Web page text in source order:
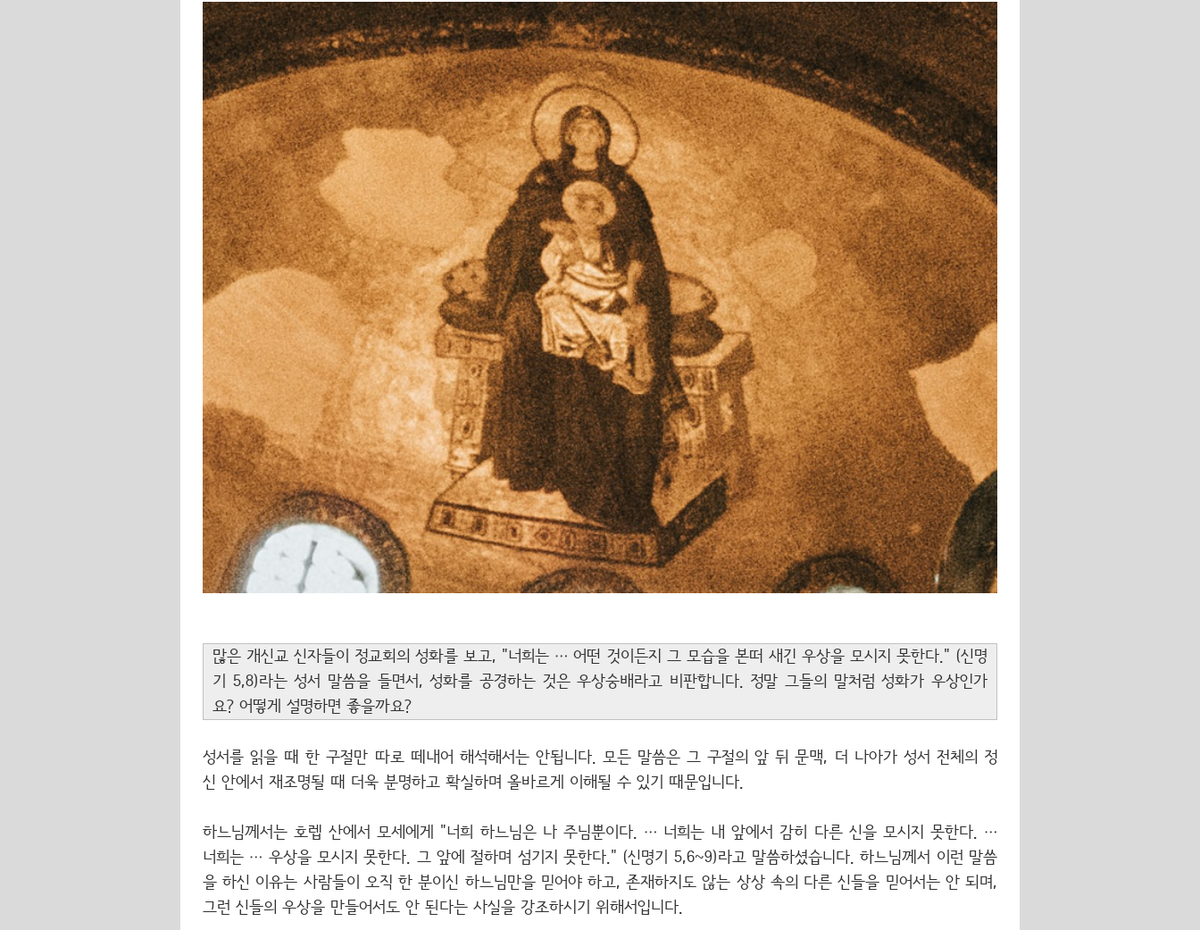
많은 개신교 신자들이 정교회의 성화를 보고, "너희는 … 어떤 것이든지 그 모습을 본떠 새긴 우상을 모시지 못한다." (신명
기 5,8)라는 성서 말씀을 들면서, 성화를 공경하는 것은 우상숭배라고 비판합니다. 정말 그들의 말처럼 성화가 우상인가
요? 어떻게 설명하면 좋을까요?
성서를 읽을 때 한 구절만 따로 떼내어 해석해서는 안됩니다. 모든 말씀은 그 구절의 앞 뒤 문맥, 더 나아가 성서 전체의 정
신 안에서 재조명될 때 더욱 분명하고 확실하며 올바르게 이해될 수 있기 때문입니다.
하느님께서는 호렙 산에서 모세에게 "너희 하느님은 나 주님뿐이다. … 너희는 내 앞에서 감히 다른 신을 모시지 못한다. …
너희는 … 우상을 모시지 못한다. 그 앞에 절하며 섬기지 못한다." (신명기 5,6~9)라고 말씀하셨습니다. 하느님께서 이런 말씀
을 하신 이유는 사람들이 오직 한 분이신 하느님만을 믿어야 하고, 존재하지도 않는 상상 속의 다른 신들을 믿어서는 안 되며,
그런 신들의 우상을 만들어서도 안 된다는 사실을 강조하시기 위해서입니다.